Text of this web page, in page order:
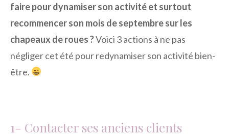
faire pour dynamiser son activité et surtout
recommencer son mois de septembre sur les
chapeaux de roues ?Voici 3 actions à ne pas
négliger cet été pour redynamiser son activité bien-
être.
1- Contacter ses anciens clients